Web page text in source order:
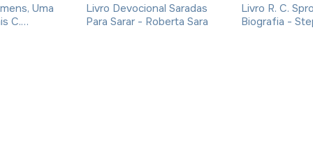
Uma
C.
Livro Devocional Saradas
Para Sarar - Roberta Sara
Livro R. C.
Biografia -